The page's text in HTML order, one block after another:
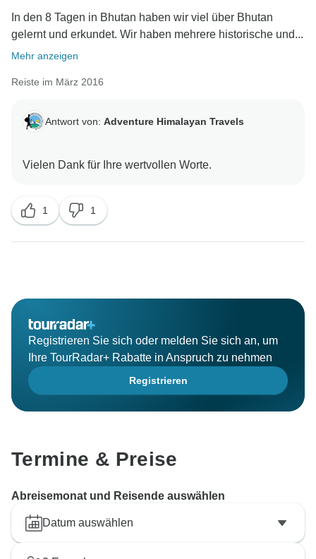
In den 8 Tagen in Bhutan haben wir viel über Bhutan
gelernt und erkundet. Wir haben mehrere historische und...
Mehr anzeigen
Reiste im März 2016
Antwort von: Adventure Himalayan Travels
1 1
Registrieren Sie sich oder melden Sie sich an, um
Ihre TourRadar+ Rabatte in Anspruch zu nehmen
Registrieren
Termine & Preise
Abreisemonat und Reisende auswählen
Datum auswählen